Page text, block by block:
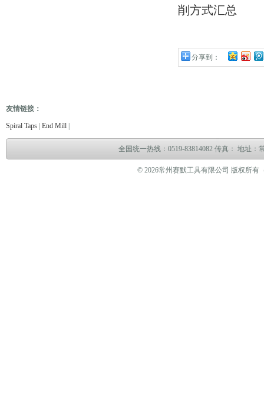
削方式汇总
分享到：
友情链接：
Spiral Taps End Mill
电缆故障测试仪 电子万能试验机
全国统一热线：0519-83814082 传真： 地址：
© 2026常州赛默工具有限公司 版权所有